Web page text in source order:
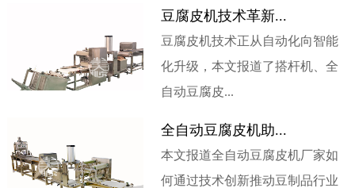
豆腐皮机技术革新...
豆腐皮机技术正从自动化向智能
化升级，本文报道了搭杆机、全
自动豆腐皮...
全自动豆腐皮机助...
本文报道全自动豆腐皮机厂家如
何通过技术创新推动豆制品行业